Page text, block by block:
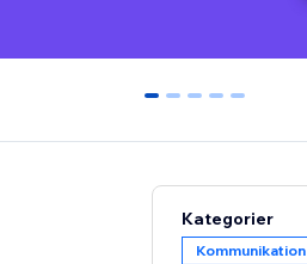
0 1 2 3 4
Kategorier
Kommunikation